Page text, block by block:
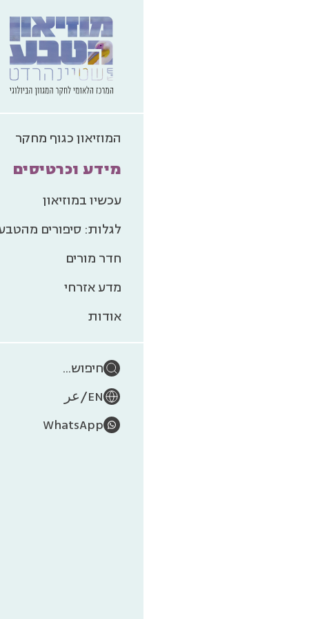
המוזיאון כגוף מחקר
מידע וכרטיסים
עכשיו במוזיאון
לגלות: סיפורים
חדר מורים
מדע אזרחי
אודות
חיפוש...
EN
/عر
WhatsApp
בר-
כל